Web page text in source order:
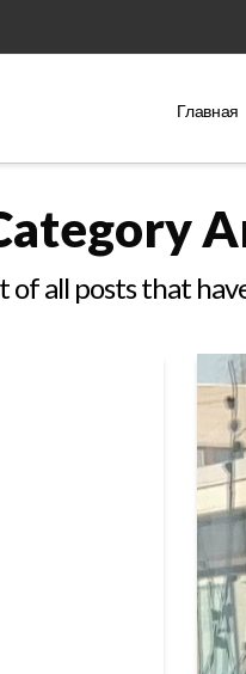
Главная
of all posts that